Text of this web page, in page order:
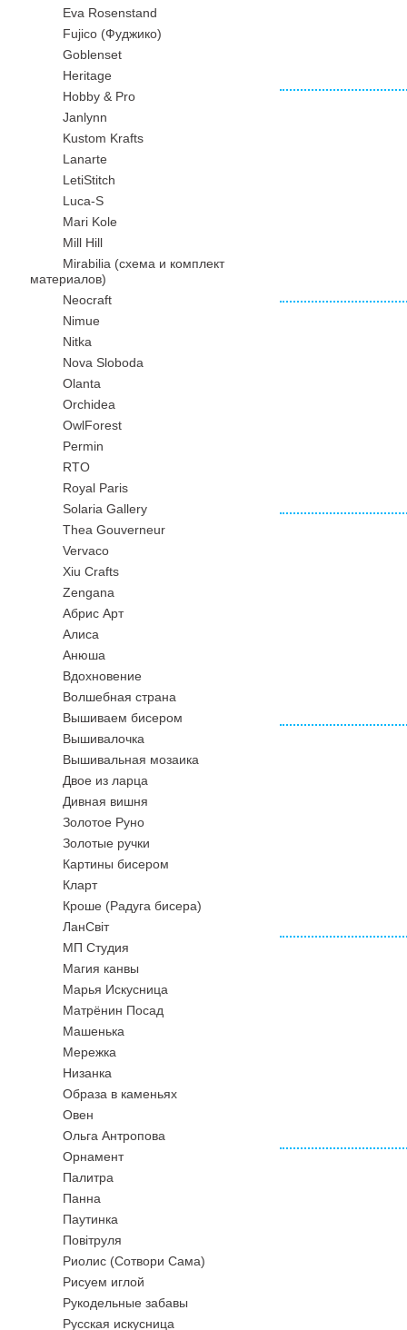
Eva Rosenstand
Fujico (Фуджико)
Goblenset
Heritage
Hobby & Pro
Janlynn
Kustom Krafts
Lanarte
LetiStitch
Luca-S
Mari Kole
Mill Hill
Mirabilia (схема и комплект
материалов)
Neocraft
Nimue
Nitka
Nova Sloboda
Olanta
Orchidea
OwlForest
Permin
RTO
Royal Paris
Solaria Gallery
Thea Gouverneur
Vervaco
Xiu Crafts
Zengana
Абрис Арт
Алиса
Анюша
Вдохновение
Волшебная страна
Вышиваем бисером
Вышивалочка
Вышивальная мозаика
Двое из ларца
Дивная вишня
Золотое Руно
Золотые ручки
Картины бисером
Кларт
Кроше (Радуга бисера)
ЛанСвiт
МП Студия
Магия канвы
Марья Искусница
Матрёнин Посад
Машенька
Мережка
Низанка
Образа в каменьях
Овен
Ольга Антропова
Орнамент
Палитра
Панна
Паутинка
Повiтруля
Риолис (Сотвори Сама)
Рисуем иглой
Рукодельные забавы
Русская искусница